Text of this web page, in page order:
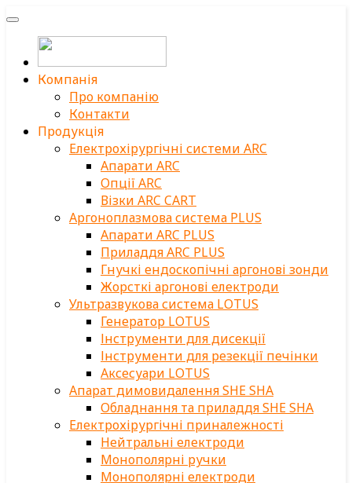
Компанія
Про компанію
Контакти
Продукція
Електрохірургічні системи ARC
Апарати ARC
Опції ARC
Візки ARC CART
Аргоноплазмова система PLUS
Апарати ARC PLUS
Приладдя ARC PLUS
Гнучкі ендоскопічні аргонові зонди
Жорсткі аргонові електроди
Ультразвукова система LOTUS
Генератор LOTUS
Інструменти для дисекції
Інструменти для резекції печінки
Аксесуари LOTUS
Апарат димовидалення SHE SHA
Обладнання та приладдя SHE SHA
Електрохірургічні приналежності
Нейтральні електроди
Монополярні ручки
Монополярні електроди